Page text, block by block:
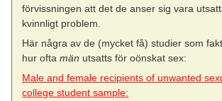
förvissningen att det de anser sig vara
kvinnligt problem.
Här några av de (mycket få) studier som
hur oftamän utsatts för oönskat sex:
Male and female recipients of unwanted
college student sample: